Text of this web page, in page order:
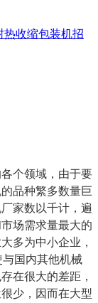
热收缩包装机招
个领域，由于要
品种繁多数量巨
家数以千计，遍
场需求量最大的
多为中小企业，
国内其他机械
在很大的差距，
少，因而在大型